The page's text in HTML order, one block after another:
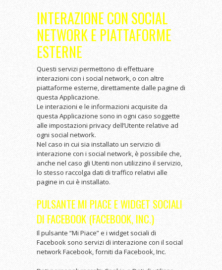
INTERAZIONE CON SOCIAL
NETWORK E PIATTAFORME
ESTERNE
Questi servizi permettono di effettuare
interazioni con i social network, o con altre
piattaforme esterne, direttamente dalle pagine di
questa Applicazione.
Le interazioni e le informazioni acquisite da
questa Applicazione sono in ogni caso soggette
alle impostazioni privacy dell’Utente relative ad
ogni social network.
Nel caso in cui sia installato un servizio di
interazione con i social network, è possibile che,
anche nel caso gli Utenti non utilizzino il servizio,
lo stesso raccolga dati di traffico relativi alle
pagine in cui è installato.
PULSANTE MI PIACE E WIDGET SOCIALI
DI FACEBOOK (FACEBOOK, INC.)
Il pulsante “Mi Piace” e i widget sociali di
Facebook sono servizi di interazione con il social
network Facebook, forniti da Facebook, Inc.